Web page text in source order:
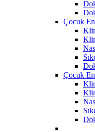
Çocuk
Çocuk